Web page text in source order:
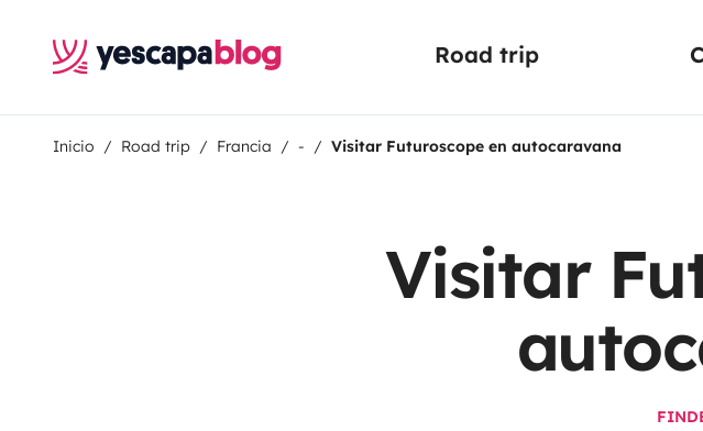
Road trip
Inicio Road trip Francia - Visitar Futuroscope en autocaravana
Visitar